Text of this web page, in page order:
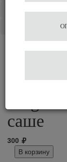
Чай
саше
300
В корзину